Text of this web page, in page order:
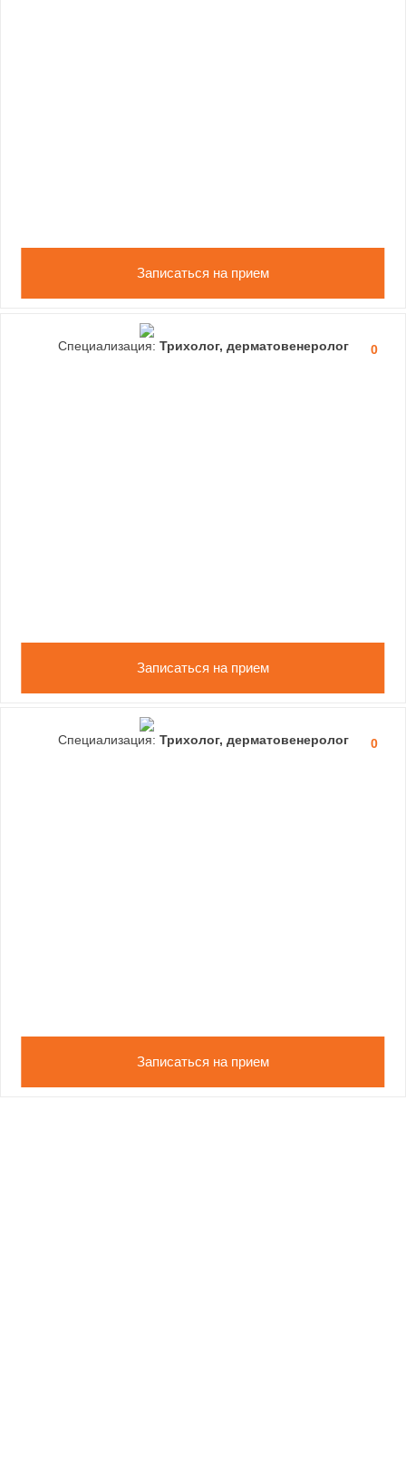
Записаться на прием
0
Специализация: Трихолог, дерматовенеролог
Записаться на прием
0
Специализация: Трихолог, дерматовенеролог
Записаться на прием